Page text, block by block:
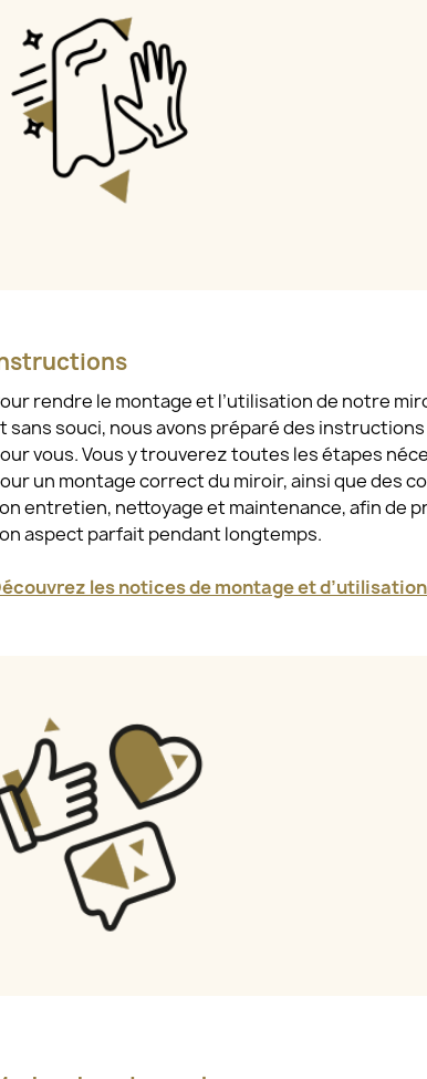
rendre le montage et l’utilisation de notre
sans souci, nous avons préparé des
vous. Vous y trouverez toutes les étapes
un montage correct du miroir, ainsi que des
entretien, nettoyage et maintenance, afin de
aspect parfait pendant longtemps.
les notices de montage et